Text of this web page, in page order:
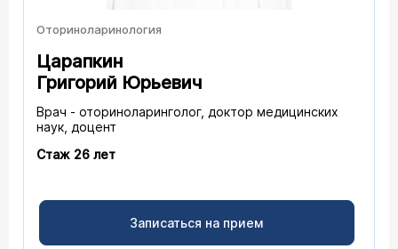
Оториноларинология
Царапкин
Григорий Юрьевич
Врач - оториноларинголог, доктор медицинских
наук, доцент
Стаж 26 лет
Записаться на прием